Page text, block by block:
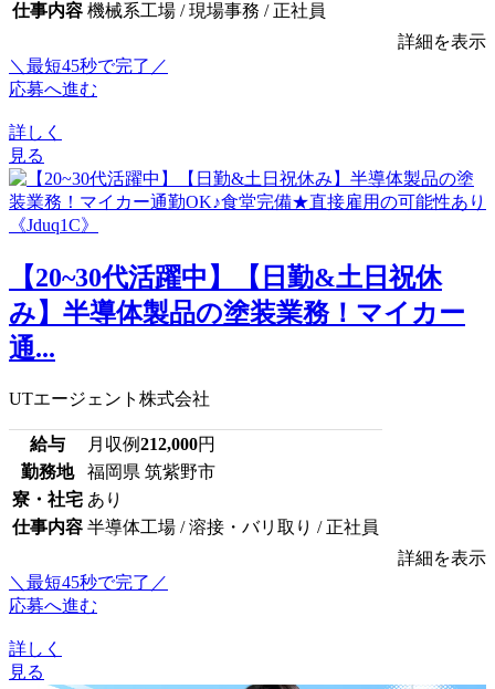
仕事内容 機械系工場 / 現場事務 / 正社員
詳細を表示
＼最短45秒で完了／
応募へ進む
詳しく
見る
【20~30代活躍中】【日勤&土日祝休
み】半導体製品の塗装業務！マイカー
通...
UTエージェント株式会社
給与 月収例212,000円
勤務地
福岡県 筑紫野市
寮・社宅 あり
仕事内容 半導体工場 / 溶接・バリ取り / 正社員
詳細を表示
＼最短45秒で完了／
応募へ進む
詳しく
見る